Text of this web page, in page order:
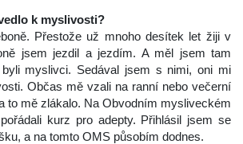
k myslivosti?
Přestože už mnoho desítek let žiji v
jsem jezdil a jezdím. A měl jsem tam
myslivci. Sedával jsem s nimi, oni mi
Občas mě vzali na ranní nebo večerní
to mě zlákalo. Na Obvodním mysliveckém
kurz pro adepty. Přihlásil jsem se
a na tomto OMS působím dodnes.